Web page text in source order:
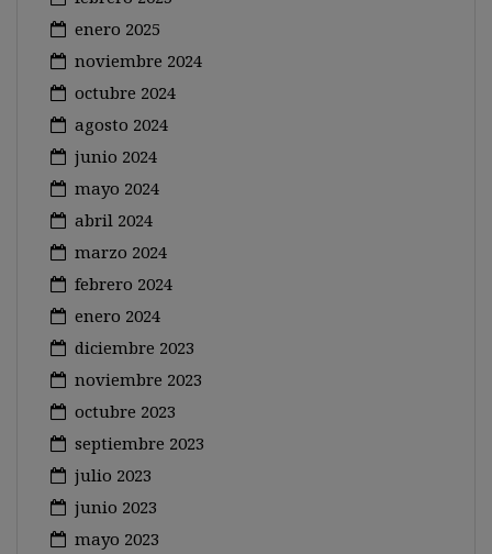
enero 2025
noviembre 2024
octubre 2024
agosto 2024
junio 2024
mayo 2024
abril 2024
marzo 2024
febrero 2024
enero 2024
diciembre 2023
noviembre 2023
octubre 2023
septiembre 2023
julio 2023
junio 2023
mayo 2023